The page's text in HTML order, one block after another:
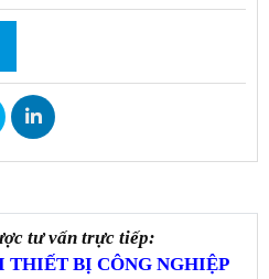
tư vấn trực tiếp:
THIẾT BỊ CÔNG NGHIỆP